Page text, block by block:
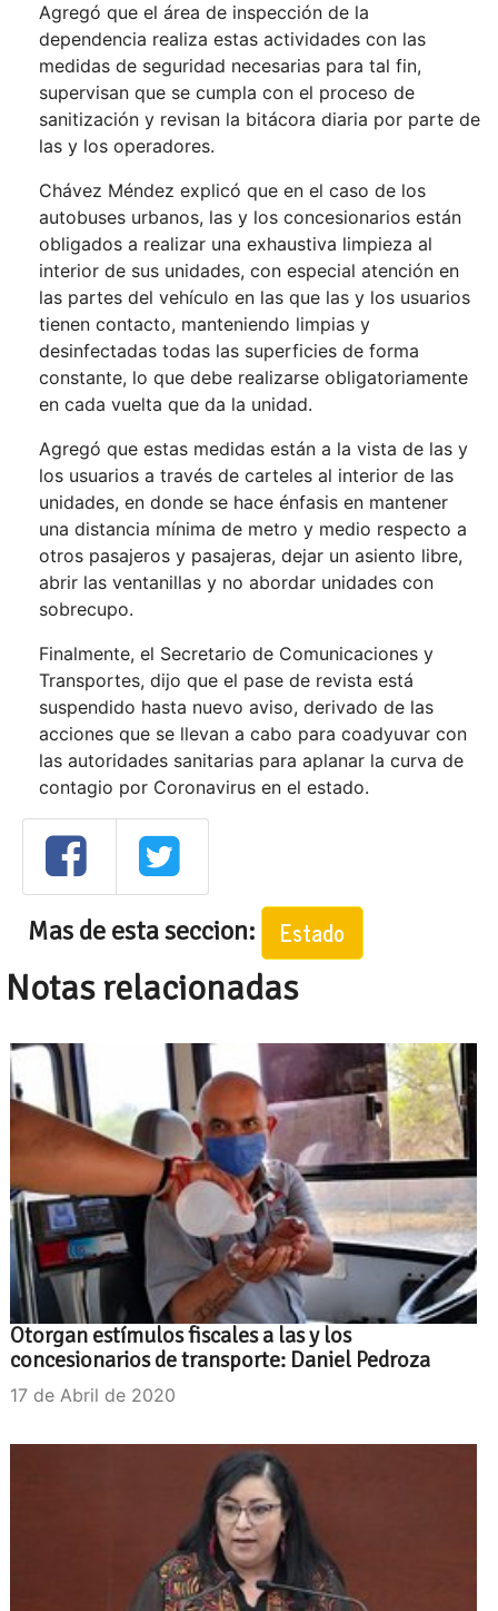
Agregó que el área de inspección de la
dependencia realiza estas actividades con las
medidas de seguridad necesarias para tal fin,
supervisan que se cumpla con el proceso de
sanitización y revisan la bitácora diaria por parte de
las y los operadores.
Chávez Méndez explicó que en el caso de los
autobuses urbanos, las y los concesionarios están
obligados a realizar una exhaustiva limpieza al
interior de sus unidades, con especial atención en
las partes del vehículo en las que las y los usuarios
tienen contacto, manteniendo limpias y
desinfectadas todas las superficies de forma
constante, lo que debe realizarse obligatoriamente
en cada vuelta que da la unidad.
Agregó que estas medidas están a la vista de las y
los usuarios a través de carteles al interior de las
unidades, en donde se hace énfasis en mantener
una distancia mínima de metro y medio respecto a
otros pasajeros y pasajeras, dejar un asiento libre,
abrir las ventanillas y no abordar unidades con
sobrecupo.
Finalmente, el Secretario de Comunicaciones y
Transportes, dijo que el pase de revista está
suspendido hasta nuevo aviso, derivado de las
acciones que se llevan a cabo para coadyuvar con
las autoridades sanitarias para aplanar la curva de
contagio por Coronavirus en el estado.
Mas de esta seccion: Estado
Notas relacionadas
Otorgan estímulos fiscales a las y los
concesionarios de transporte: Daniel Pedroza
17 de Abril de 2020